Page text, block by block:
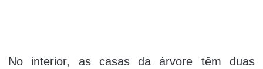
No interior, as casas da árvore têm duas